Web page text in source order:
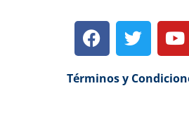
Términos y